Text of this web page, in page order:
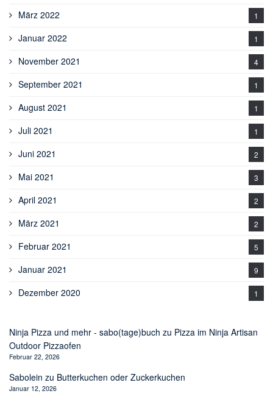
März 2022 1
Januar 2022 1
November 2021 4
September 2021 1
August 2021 1
Juli 2021 1
Juni 2021 2
Mai 2021 3
April 2021 2
März 2021 2
Februar 2021 5
Januar 2021 9
Dezember 2020 1
Ninja Pizza und mehr - sabo(tage)buch zu Pizza im Ninja Artisan
Outdoor Pizzaofen
Februar 22, 2026
Sabolein zu Butterkuchen oder Zuckerkuchen
Januar 12, 2026